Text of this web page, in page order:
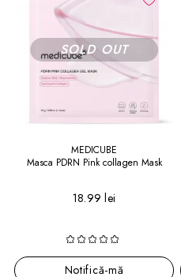
MEDICUBE
Masca PDRN Pink collagen Mask
18.99 lei
Notifică-mă